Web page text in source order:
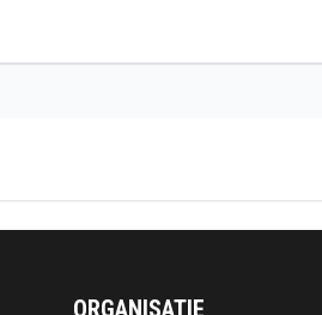
ORGANISATIE